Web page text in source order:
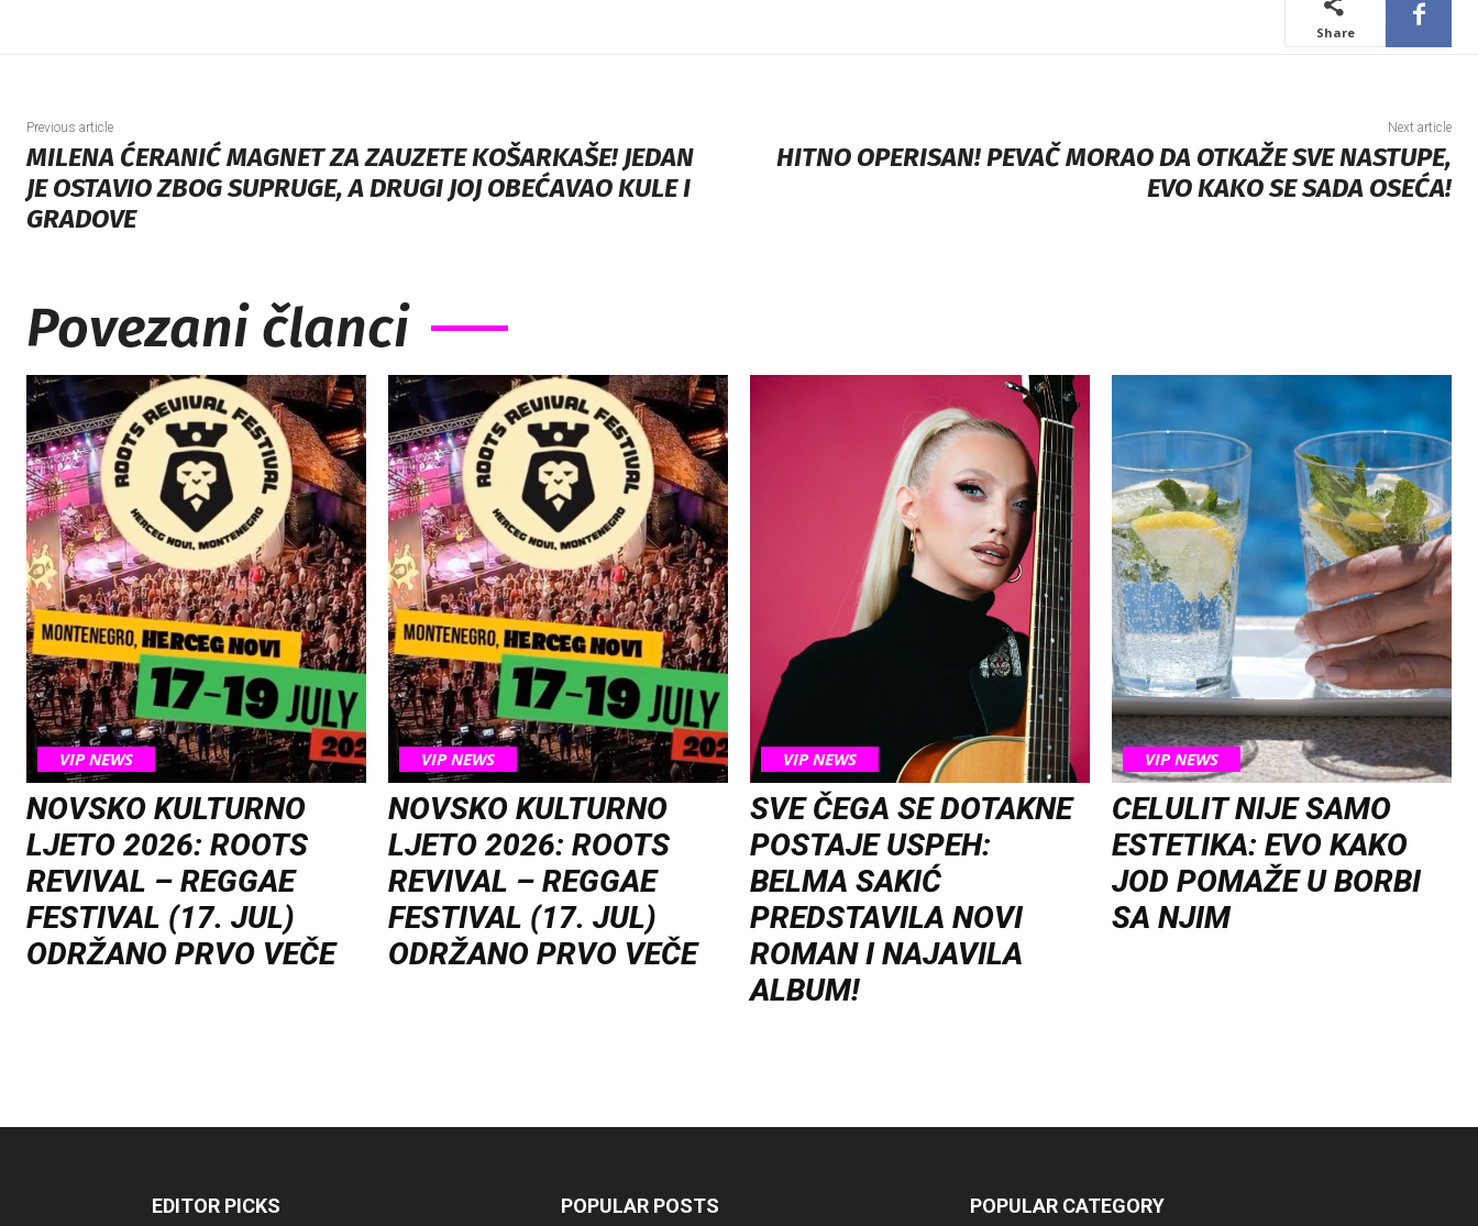
Share
Previous article
MILENA ĆERANIĆ MAGNET ZA ZAUZETE KOŠARKAŠE! JEDAN
JE OSTAVIO ZBOG SUPRUGE, A DRUGI JOJ OBEĆAVAO KULE I
GRADOVE
Next article
HITNO OPERISAN! PEVAČ MORAO DA OTKAŽE SVE NASTUPE,
EVO KAKO SE SADA OSEĆA!
Povezani članci
VIP NEWS
NOVSKO KULTURNO
LJETO 2026: ROOTS
REVIVAL – REGGAE
FESTIVAL (17. JUL)
ODRŽANO PRVO VEČE
VIP NEWS
NOVSKO KULTURNO
LJETO 2026: ROOTS
REVIVAL – REGGAE
FESTIVAL (17. JUL)
ODRŽANO PRVO VEČE
VIP NEWS
SVE ČEGA SE DOTAKNE
POSTAJE USPEH:
BELMA SAKIĆ
PREDSTAVILA NOVI
ROMAN I NAJAVILA
ALBUM!
VIP NEWS
CELULIT NIJE SAMO
ESTETIKA: EVO KAKO
JOD POMAŽE U BORBI
SA NJIM
EDITOR PICKS POPULAR POSTS POPULAR CATEGORY